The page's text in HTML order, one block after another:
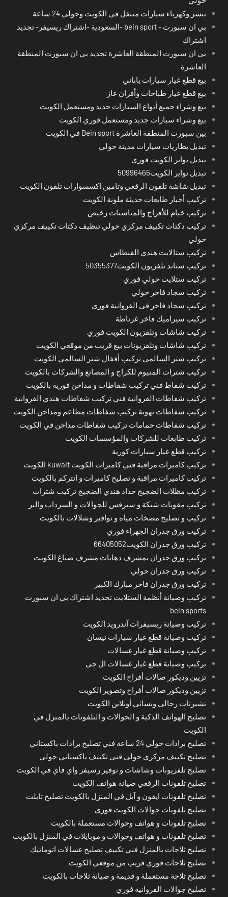
بنشر وكهرباء سيارات متنقل في الكويت وحولي 24 ساعة
بي ان سبورت - bein sport -السعودية -اشتراك ريسيفر- تجديد
اشتراك
بي ان سبورت المنطقة العاشرة تجديد بي ان سبورت المنطقة
العاشرة
بيع قطع غيار سيارات ياباني
بيع قطع غيار طباخات وأفران غاز
بيع وشراء جميع أنواع السيارات جديد ومستعمل الكويت
بيع وشراء سيارات جديد ومستعمل فوري الكويت
بين سبورت المنطقة العاشرة Bein sport في الكويت
تبديل بطاريات سيارات مدينة حولي
تبديل تواير الكويت فوري
تبديل تواير الكويت50996466
تبديل شاشة تلفون الرقعي وتامين اكسسوارات تلفون الكويت
تركيب أحبار طابعات حديثة ملونة الكويت
تركيب خيام للأفراح والمناسبات رخيص
تركيب دكتات تكييف مركزي حولي تنظيف دكتات تكييف مركزي
حولي
تركيب ستالايت هندي الفنطاس
تركيب ستاند تلفزيون الكويت50355377
تركيب ستلايت حولي فوري
تركيب سجاد فاخر حولي
تركيب سجاد فاخر في الفروانية فوري
تركيب سيراميك فاخر غرناطة
تركيب شاشات وتلفزيون الكويت فوري
تركيب شاشات وتلفزيونات بيع قريب من موقعي الكويت
تركيب شتر السالمي تركيب أقفال شتر السالمي الكويت
تركيب شترات المنيوم للكراج و المصانع والشركات بالكويت
تركيب شفاط فني تركيب شفاطات و مداخن فورية بالكويت
تركيب شفاطات الفروانية فني تركيب شفاطات هندي الفروانية
تركيب شفاطات تهوية تركيب شفاطات مطاعم ومداخن الكويت
تركيب شفاطات حمامات تركيب شفاطات مداخن في الكويت
تركيب طابعات للشركات والمؤسسات الكويت
تركيب قطع غيار سيارات كورية
تركيب كاميرات مراقبة فني كاميرات الكويت kuwait الكويت
تركيب كاميرات مراقبة و تصليح كاميرات و انتركم بالكويت
تركيب مظلات الضجيج حداد هندي الضجيج تركيب شترات
تركيب مقويات شبكة و سيرفس للجوالات و السرداب والبر
تركيب و تصليح مضخات مياه و نوافير وشلالات بالكويت
تركيب ورق جدران الجهراء فوري
تركيب ورق جدران الكويت66405052
تركيب ورق جدران بمشرف دهانات مشرف صباغ الكويت
تركيب ورق جدران حولي
تركيب ورق جدران فاخر مبارك الكبير
تركيب وصيانة أنظمة الستلايت تجديد اشتراك بي ان سبورت
bein sports
تركيب وصيانة ريسيفرات آندرويد الكويت
تركيب وصيانة قطع غيار سيارات نيسان
تركيب وصيانة قطع غيار غسالات
تركيب وصيانة قطع غيار غسالات ال جي
تزيين وديكور صالات أفراح الكويت
تزيين وديكور صالات أفراح وتصوير الكويت
تشيرتات رجالي ونسائي أونلاين الكويت
تصليح الهواتف الذكية و الجوالات و التلفونات بالمنزل في
الكويت
تصليح برادات حولي 24 ساعة فني تصليح برادات باكستاني
تصليح تكييف مركزي حولي فني تكييف باكستاني حولي
تصليح تلفزيونات وشاشات و توفير رسيفر واي فاي في الكويت
تصليح تلفونات الرقعي صيانة هواتف الكويت
تصليح تلفونات ايفون و آبل في المنزل بالكويت تصليح تابلت
تصليح تلفونات جوالات الكويت فوري
تصليح تلفونات و هواتف وجوالات مستعملة بالكويت
تصليح تلفونات و هواتف وجوالات و موبايلات في المنزل بالكويت
تصليح ثلاجات بالمنزل فني تكييف تصليح غسالات اتوماتيك
تصليح ثلاجات فوري قريب من موقعي الكويت
تصليح ثلاجة مستعملة و قديمة و صيانة ثلاجات بالكويت
تصليح جوالات الفروانية فوري